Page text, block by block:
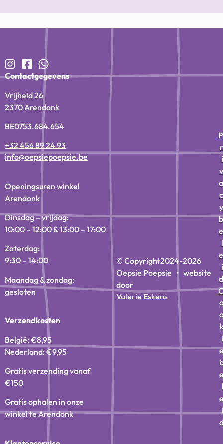
Contactgegevens
Vrijheid 26
2370 Arendonk
BE0753.684.654
+32 456 89 24 93
info@oepsiepoepsie.be
Openingsuren winkel
Arendonk
Dinsdag – vrijdag:
10:00 – 12:00 & 13:00 – 17:00
Zaterdag:
9:30 – 14:00
Maandag & zondag:
gesloten
Verzendkosten
België: €8,95
Nederland: €9,95
Gratis verzending vanaf
€150
Gratis ophalen in onze
winkel te Arendonk
© Copyright2024-2026
Oepsie Poepsie • website
door
Valerie Eskens
P
r
i
v
a
c
y
b
e
l
e
i
d
C
o
o
k
i
e
b
e
l
e
i
d